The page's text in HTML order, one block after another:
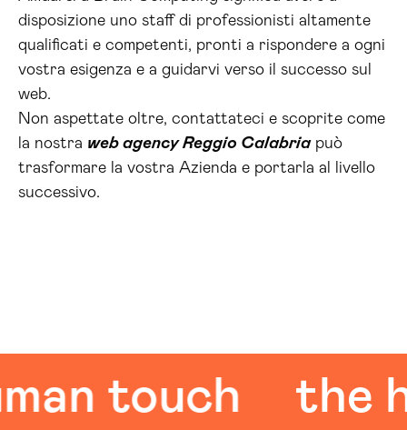
disposizione uno staff di professionisti altamente
qualificati e competenti, pronti a rispondere a ogni
vostra esigenza e a guidarvi verso il successo sul
web.
Non aspettate oltre, contattateci e scoprite come
la nostra web agency Reggio Calabriapuò
trasformare la vostra Azienda e portarla al livello
successivo.
touch the